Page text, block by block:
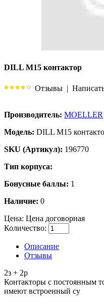
DILL M15 контактор
Отзывы |
Производитель: MOELLER
Модель: DILL M15
SKU (Артикул): 196770
Тип корпуса:
Бонусные баллы: 1
Наличие: 0
Цена: Цена договорная
Количество:
Описание
Отзывы
2з + 2р
Контакторы с постоянным
имеют встроенный су